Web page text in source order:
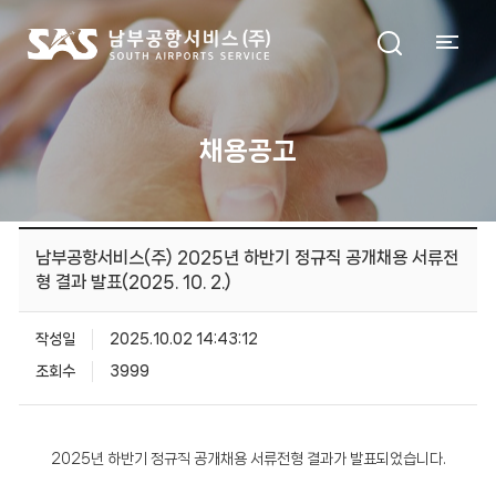
채용공고
남부공항서비스(주) 2025년 하반기 정규직 공개채용 서류전
형 결과 발표(2025. 10. 2.)
작성일 2025.10.02 14:43:12
조회수 3999
2025년 하반기 정규직 공개채용 서류전형 결과가 발표되었습니다.